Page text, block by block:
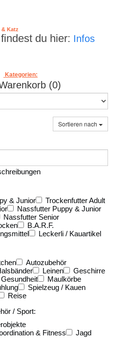
Katz
du hier: Infos
Kategorien:
(0)
Sortieren nach
& Junior
Trockenfutter Adult
Nassfutter Puppy & Junior
Nassfutter Senior
B.A.R.F.
Leckerli / Kauartikel
Autozubehör
Leinen
Geschirre
Maulkörbe
Spielzeug / Kauen
Reise
/ Sport:
& Fitness
Jagd